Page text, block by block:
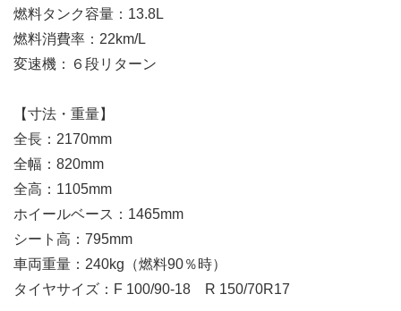
燃料タンク容量：13.8L
燃料消費率：22km/L
変速機：６段リターン
【寸法・重量】
全長：2170mm
全幅：820mm
全高：1105mm
ホイールベース：1465mm
シート高：795mm
車両重量：240kg（燃料90％時）
タイヤサイズ：F 100/90-18 R 150/70R17